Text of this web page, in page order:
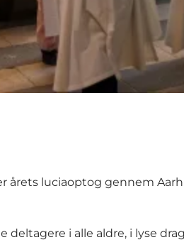
årets luciaoptog gennem
deltagere i alle aldre, i lyse